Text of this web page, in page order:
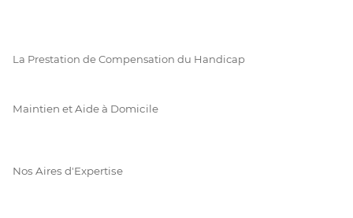
La Prestation de Compensation du Handicap
Maintien et Aide à Domicile
Nos Aires d'Expertise